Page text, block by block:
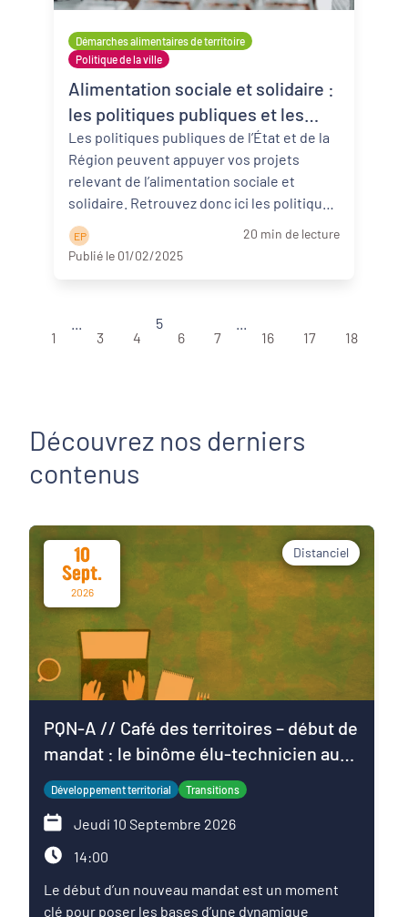
Démarches alimentaires de territoire
Politique de la ville
Alimentation sociale et solidaire :
les politiques publiques et les
aides en bref
Les politiques publiques de l’État et de la
Région peuvent appuyer vos projets
relevant de l’alimentation sociale et
solidaire. Retrouvez donc ici les politiques
...Lire la suite
E P
20 min de lecture
Publié le 01/02/2025
1
3
4
5
6
7
16
17 18
Découvrez nos derniers
contenus
10
Sept.
2026
Distanciel
PQN-A // Café des territoires – début de
mandat : le binôme élu-technicien au
service du projet de territoire
Développement territorial Transitions
Jeudi 10 Septembre 2026
14:00
Le début d’un nouveau mandat est un moment
clé pour poser les bases d’une dynamique